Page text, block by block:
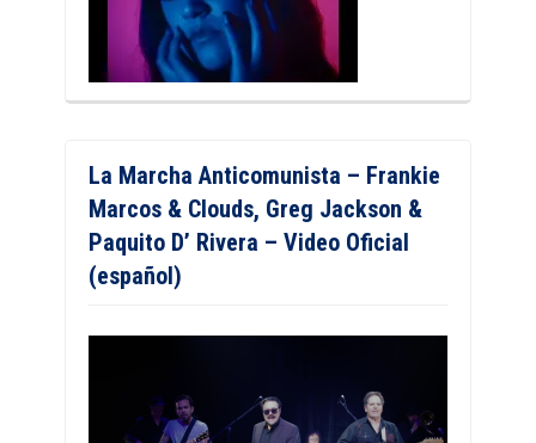
La Marcha Anticomunista – Frankie
Marcos & Clouds, Greg Jackson &
Paquito D’ Rivera – Video Oficial
(español)